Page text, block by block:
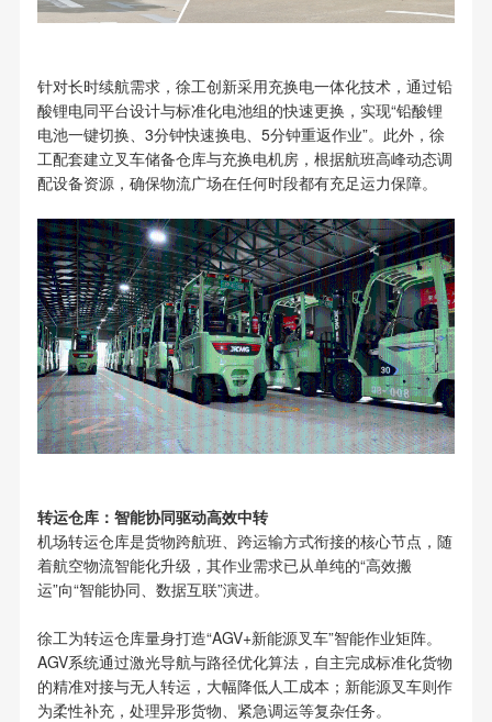
针对长时续航需求，徐工创新采用充换电一体化技术，通过铅
酸锂电同平台设计与标准化电池组的快速更换，实现“铅酸锂
电池一键切换、3分钟快速换电、5分钟重返作业”。此外，徐
工配套建立叉车储备仓库与充换电机房，根据航班高峰动态调
配设备资源，确保物流广场在任何时段都有充足运力保障。
转运仓库：智能协同驱动高效中转
机场转运仓库是货物跨航班、跨运输方式衔接的核心节点，随
着航空物流智能化升级，其作业需求已从单纯的“高效搬
运”向“智能协同、数据互联”演进。
徐工为转运仓库量身打造“AGV+新能源叉车”智能作业矩阵。
AGV系统通过激光导航与路径优化算法，自主完成标准化货物
的精准对接与无人转运，大幅降低人工成本；新能源叉车则作
为柔性补充，处理异形货物、紧急调运等复杂任务。